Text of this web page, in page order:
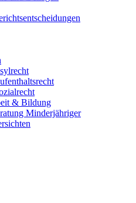
& Bildung
Minderjähriger